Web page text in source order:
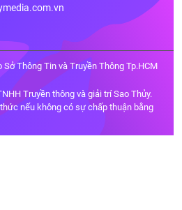
Thông Tin và Truyền Thông Tp.HCM
Truyền thông và giải trí Sao Thủy.
nếu không có sự chấp thuận bằng